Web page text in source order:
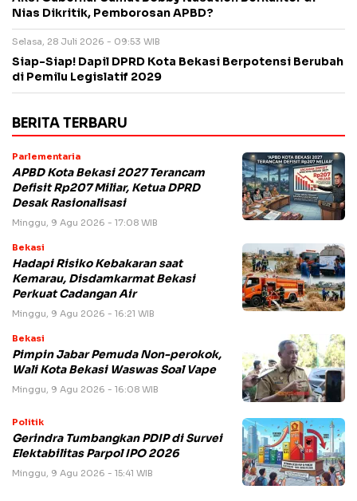
Nias Dikritik, Pemborosan APBD?
Selasa, 28 Juli 2026 - 09:53 WIB
Siap-Siap! Dapil DPRD Kota Bekasi Berpotensi Berubah
di Pemilu Legislatif 2029
BERITA TERBARU
Parlementaria
APBD Kota Bekasi 2027 Terancam
Defisit Rp207 Miliar, Ketua DPRD
Desak Rasionalisasi
Minggu, 9 Agu 2026 - 17:08 WIB
Bekasi
Hadapi Risiko Kebakaran saat
Kemarau, Disdamkarmat Bekasi
Perkuat Cadangan Air
Minggu, 9 Agu 2026 - 16:21 WIB
Bekasi
Pimpin Jabar Pemuda Non-perokok,
Wali Kota Bekasi Waswas Soal Vape
Minggu, 9 Agu 2026 - 16:08 WIB
Politik
Gerindra Tumbangkan PDIP di Survei
Elektabilitas Parpol IPO 2026
Minggu, 9 Agu 2026 - 15:41 WIB